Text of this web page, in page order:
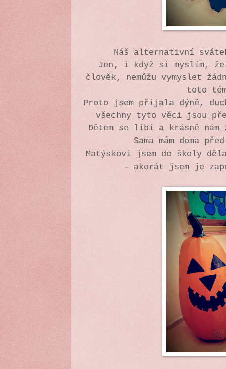
Náš alternativní
Jen, i když si myslím,
člověk, nemůžu vymyslet
toto
Proto jsem přijala dýně,
všechny tyto věci jsou
Dětem se líbí a krásně
Sama mám doma
Matýskovi jsem do školy
- akorát jsem je